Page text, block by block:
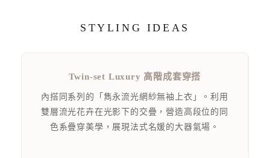
STYLING IDEAS
Twin-set Luxury 高階成套穿搭
內搭同系列的「雋永流光網紗無袖上衣」。利用
雙層流光花卉在光影下的交疊，營造高段位的同
色系疊穿美學，展現法式名媛的大器氣場。